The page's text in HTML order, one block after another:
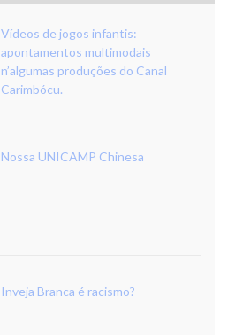
Vídeos de jogos infantis:
apontamentos multimodais
n’algumas produções do Canal
Carimbócu.
Nossa UNICAMP Chinesa
Inveja Branca é racismo?